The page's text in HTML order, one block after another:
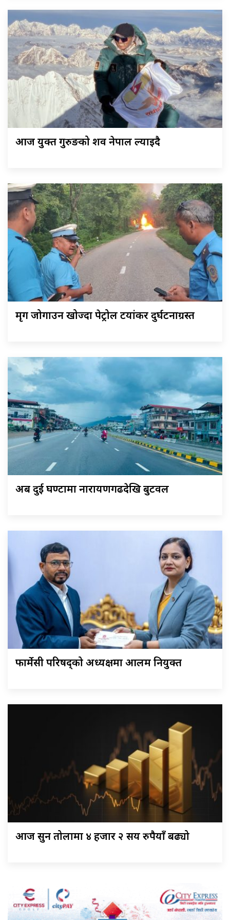
आज युक्त गुरुङको शव नेपाल ल्याइदै
मृग जोगाउन खोज्दा पेट्रोल टयांकर दुर्घटनाग्रस्त
अब दुई घण्टामा नारायणगढदेखि बुटवल
फार्मेसी परिषद्को अध्यक्षमा आलम नियुक्त
आज सुन तोलामा ४ हजार २ सय रुपैयाँ बढ्यो